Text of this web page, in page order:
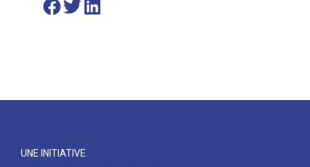
UNE INITIATIVE